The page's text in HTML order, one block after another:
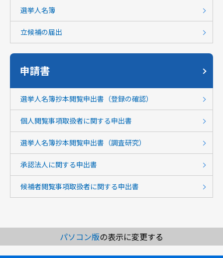
選挙人名簿
立候補の届出
申請書
選挙人名簿抄本閲覧申出書（登録の確認）
個人閲覧事項取扱者に関する申出書
選挙人名簿抄本閲覧申出書（調査研究）
承認法人に関する申出書
候補者閲覧事項取扱者に関する申出書
パソコン版の表示に変更する